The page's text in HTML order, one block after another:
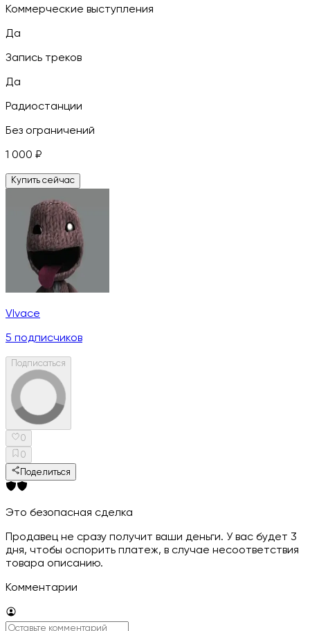
Коммерческие выступления
Да
Запись треков
Да
Радиостанции
Без ограничений
1 000 ₽
Купить сейчас
VIvace
5 подписчиков
Подписаться
0
0
Поделиться
Это безопасная сделка
Продавец не сразу получит ваши деньги. У вас будет 3
дня, чтобы оспорить платеж, в случае несоответствия
товара описанию.
Комментарии